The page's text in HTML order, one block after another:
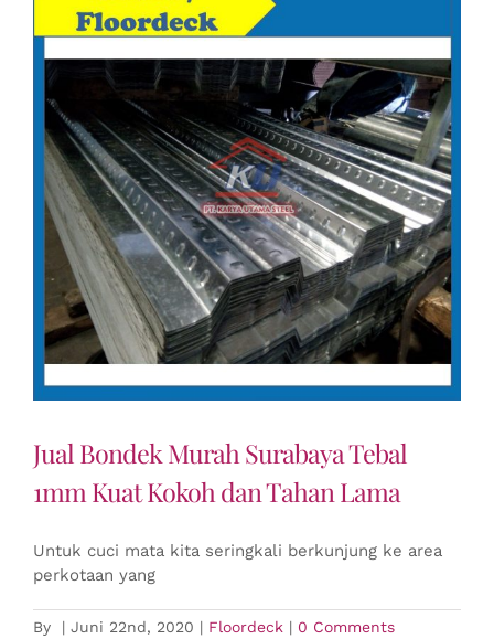
Jual Bondek Murah Surabaya Tebal
1mm Kuat Kokoh dan Tahan Lama
Untuk cuci mata kita seringkali berkunjung ke area
perkotaan yang
By | Juni 22nd, 2020 | Floordeck | 0 Comments